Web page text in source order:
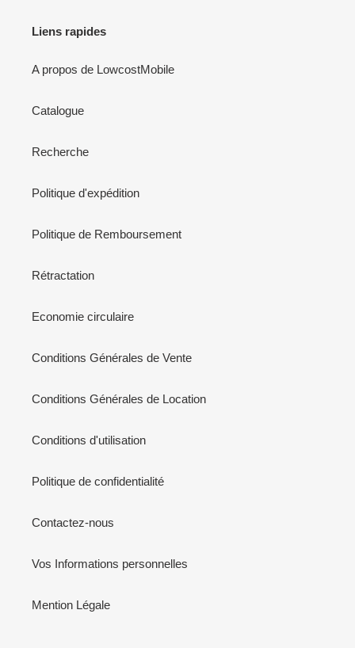
Liens rapides
A propos de LowcostMobile
Catalogue
Recherche
Politique d'expédition
Politique de Remboursement
Rétractation
Economie circulaire
Conditions Générales de Vente
Conditions Générales de Location
Conditions d'utilisation
Politique de confidentialité
Contactez-nous
Vos Informations personnelles
Mention Légale